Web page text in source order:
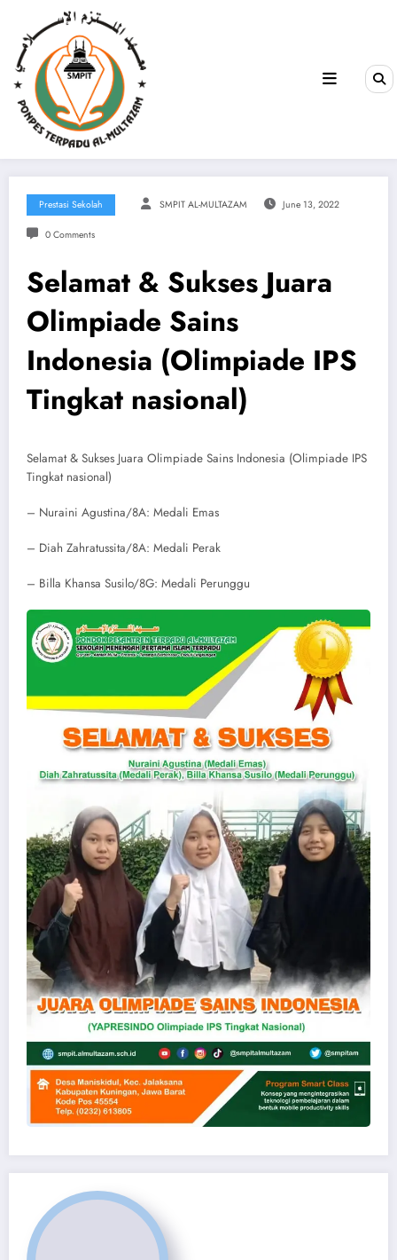
Prestasi Sekolah SMPIT AL-MULTAZAM June 13, 2022
0 Comments
Selamat & Sukses Juara
Olimpiade Sains
Indonesia (Olimpiade IPS
Tingkat nasional)
Selamat & Sukses Juara Olimpiade Sains Indonesia (Olimpiade IPS
Tingkat nasional)
– Nuraini Agustina/8A: Medali Emas
– Diah Zahratussita/8A: Medali Perak
– Billa Khansa Susilo/8G: Medali Perunggu